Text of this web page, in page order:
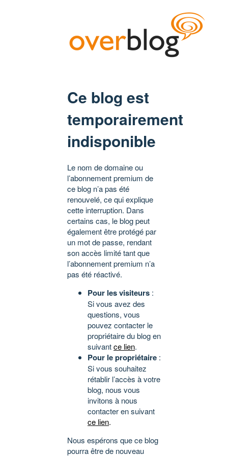
Ce blog est
temporairement
indisponible
Le nom de domaine ou
l’abonnement premium de
ce blog n’a pas été
renouvelé, ce qui explique
cette interruption. Dans
certains cas, le blog peut
également être protégé par
un mot de passe, rendant
son accès limité tant que
l’abonnement premium n’a
pas été réactivé.
Pour les visiteurs :
Si vous avez des
questions, vous
pouvez contacter le
propriétaire du blog en
suivantce lien.
Pour le propriétaire :
Si vous souhaitez
rétablir l’accès à votre
blog, nous vous
invitons à nous
contacter en suivant
ce lien.
Nous espérons que ce blog
pourra être de nouveau